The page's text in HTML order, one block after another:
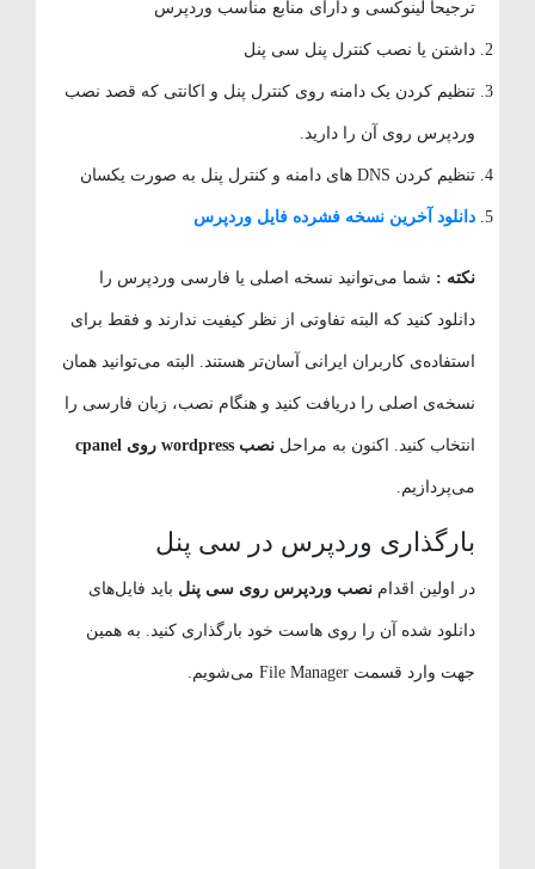
ترجیحا لینوکسی و دارای منابع مناسب وردپرس
داشتن یا نصب کنترل پنل سی پنل
تنظیم کردن یک دامنه روی کنترل پنل و اکانتی که قصد نصب
وردپرس روی آن را دارید.
تنظیم کردن DNS های دامنه و کنترل پنل به صورت یکسان
دانلود آخرین نسخه فشرده فایل وردپرس
نکته :شما می‌توانید نسخه اصلی یا فارسی وردپرس را
دانلود کنید که البته تفاوتی از نظر کیفیت ندارند و فقط برای
استفاده‌ی کاربران ایرانی آسان‌تر هستند. البته می‌توانید همان
نسخه‌ی اصلی را دریافت کنید و هنگام نصب، زبان فارسی را
انتخاب کنید. اکنون به مراحلنصب wordpress روی cpanel
می‌پردازیم.
بارگذاری وردپرس در سی پنل
در اولین اقدامنصب وردپرس روی سی پنلباید فایل‌های
دانلود شده آن را روی هاست خود بارگذاری کنید. به همین
جهت وارد قسمت File Manager می‌شویم.